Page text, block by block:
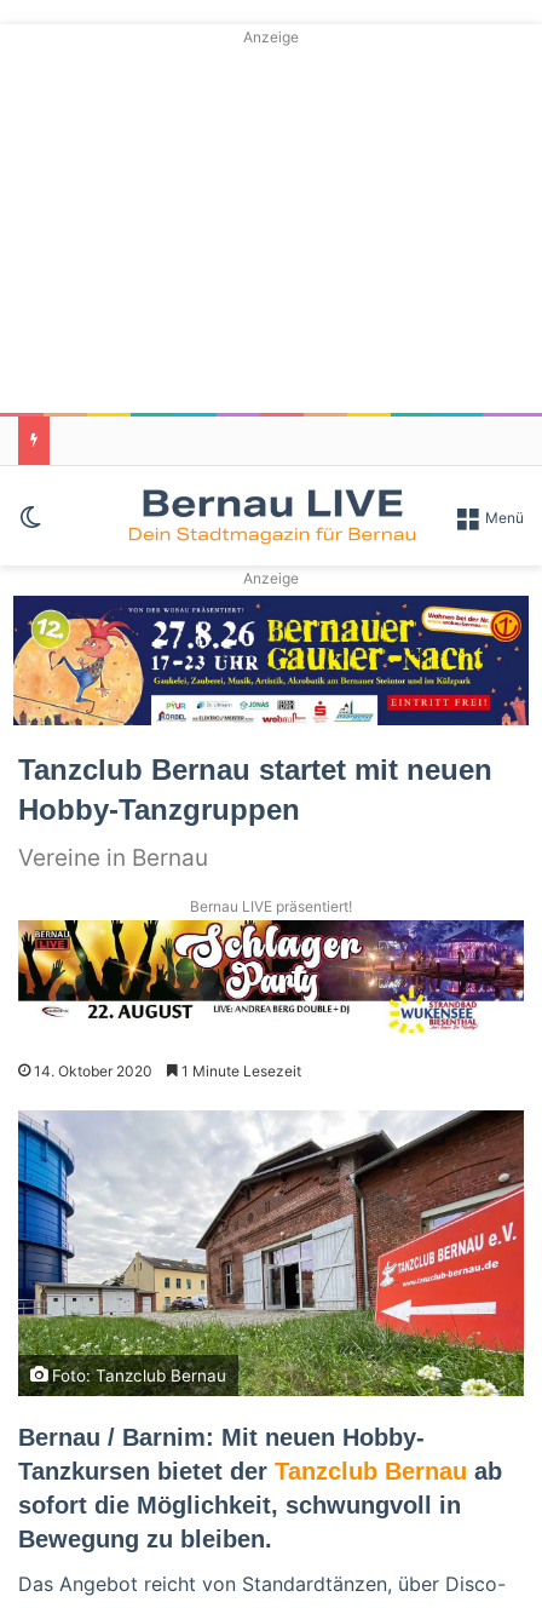
Anzeige
Skin umschalten Menü
Anzeige
Tanzclub Bernau startet mit neuen
Hobby-Tanzgruppen
Vereine in Bernau
Bernau LIVE präsentiert!
14. Oktober 2020 1 Minute Lesezeit
Foto: Tanzclub Bernau
Bernau / Barnim: Mit neuen Hobby-
Tanzkursen bietet der Tanzclub Bernau ab
sofort die Möglichkeit, schwungvoll in
Bewegung zu bleiben.
Das Angebot reicht von Standardtänzen, über Disco-